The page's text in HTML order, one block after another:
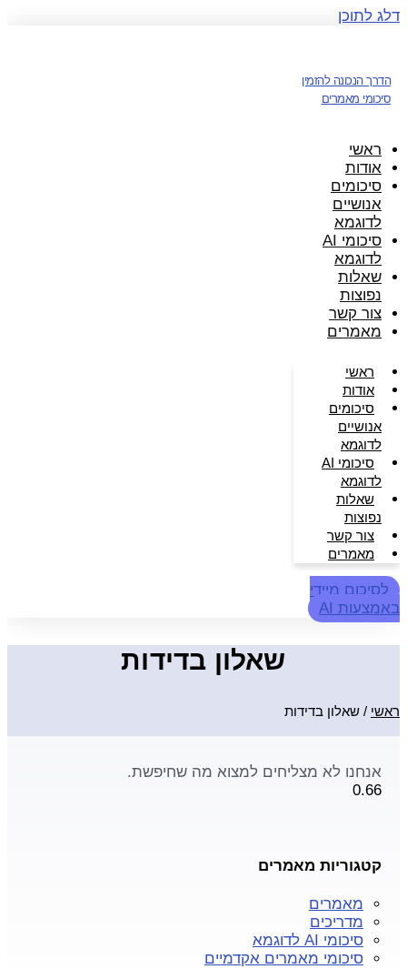
דלג לתוכן
הדרך הנכונה להזמין
סיכומי מאמרים
ראשי
אודות
סיכומים
אנושיים
לדוגמא
סיכומי AI
לדוגמא
שאלות
נפוצות
צור קשר
מאמרים
ראשי
אודות
סיכומים
אנושיים
לדוגמא
סיכומי AI
לדוגמא
שאלות
נפוצות
צור קשר
מאמרים
לסיכום מיידי
באמצעות AI
שאלון בדידות
ראשי / שאלון בדידות
אנחנו לא מצליחים למצוא מה שחיפשת.
קטגוריות מאמרים
מאמרים
מדריכים
סיכומי AI לדוגמא
סיכומי מאמרים אקדמיים